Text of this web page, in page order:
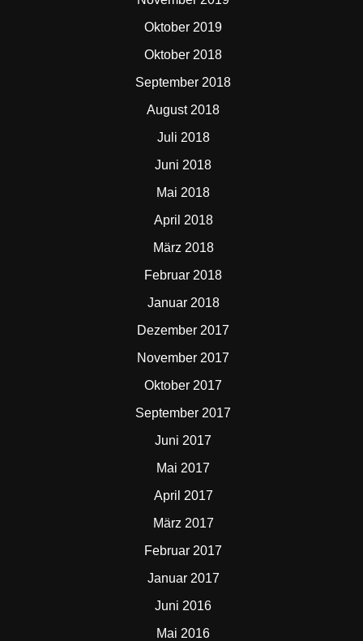
Oktober 2019
Oktober 2018
September 2018
August 2018
Juli 2018
Juni 2018
Mai 2018
April 2018
März 2018
Februar 2018
Januar 2018
Dezember 2017
November 2017
Oktober 2017
September 2017
Juni 2017
Mai 2017
April 2017
März 2017
Februar 2017
Januar 2017
Juni 2016
Mai 2016